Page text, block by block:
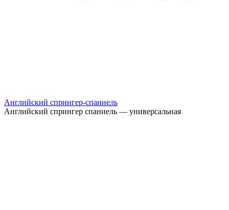
Английский спрингер-спаниель
Английский спрингер спаниель — универсальная